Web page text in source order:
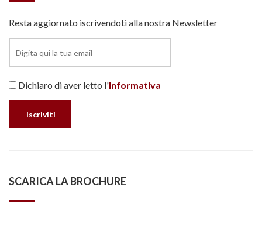
Resta aggiornato iscrivendoti alla nostra Newsletter
Dichiaro di aver letto l'Informativa
SCARICA LA BROCHURE